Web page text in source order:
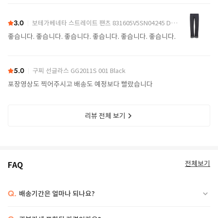
3.0 보테가베네타 스트레이트 팬츠 831605V5SN04245 Denim
좋습니다. 좋습니다. 좋습니다. 좋습니다. 좋습니다. 좋습니다.
5.0 구찌 선글라스 GG2011S 001 Black
포장영상도 찍어주시고 배송도 예정보다 빨랐습니다
리뷰 전체 보기
FAQ 전체보기
Q. 배송기간은 얼마나 되나요?